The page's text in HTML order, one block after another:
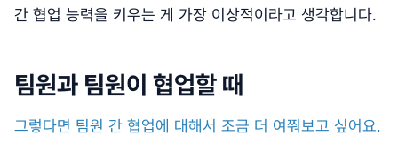
간 협업 능력을 키우는 게 가장 이상적이라고 생각합니다.
팀원과 팀원이 협업할 때
그렇다면 팀원 간 협업에 대해서 조금 더 여쭤보고 싶어요.